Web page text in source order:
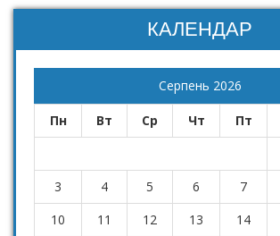
КАЛЕНДАР
Серпень 2026
Пн Вт Ср Чт Пт
3
4 5 6 7
10
11 12 13 14